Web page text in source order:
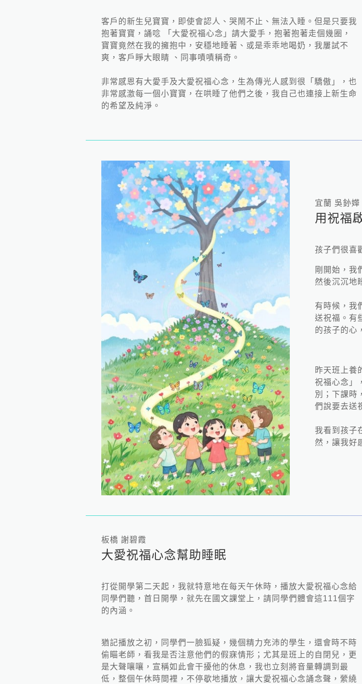
客戶的新生兒寶寶，即使會認人、哭鬧不止、無法入睡。但是只要我
抱著寶寶，誦唸 「大愛祝福心念」請大愛手，抱著抱著走個幾圈，
寶寶竟然在我的擁抱中，安穩地睡著、或是乖乖地喝奶，我屢試不
爽，客戶睜大眼睛 、同事嘖嘖稱奇。
非常感恩有大愛手及大愛祝福心念，生為傳光人感到很「驕傲」，也
非常感激每一個小寶寶，在哄睡了他們之後，我自己也連接上新生命
的希望及純淨。
宜蘭 吳釥嬅
用祝福
孩子們很喜
剛開始，我
然後沉沉地
有時候，我
送祝福。有
的孩子的心
昨天班上養
祝福心念」
別；下課時
們說要去送
我看到孩子
然，讓我好
板橋 謝碧霞
大愛祝福心念幫助睡眠
打從開學第二天起，我就特意地在每天午休時，播放大愛祝福心念給
同學們聽，首日開學，就先在國文課堂上，請同學們體會這111個字
的內涵。
猶記播放之初，同學們一臉狐疑，幾個精力充沛的學生，還會時不時
偷瞄老師，看我是否注意他們的假寐情形；尤其是班上的自閉兒，更
是大聲嚷嚷，宣稱如此會干擾他的休息，我也立刻將音量轉調到最
低，整個午休時間裡，不停歇地播放，讓大愛祝福心念誦念聲，縈繞